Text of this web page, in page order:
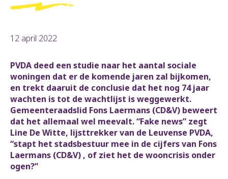
12 april 2022
PVDA deed een studie naar het aantal sociale
woningen dat er de komende jaren zal bijkomen,
en trekt daaruit de conclusie dat het nog 74 jaar
wachten is tot de wachtlijst is weggewerkt.
Gemeenteraadslid Fons Laermans (CD&V) beweert
dat het allemaal wel meevalt. “Fake news” zegt
Line De Witte, lijsttrekker van de Leuvense PVDA,
“stapt het stadsbestuur mee in de cijfers van Fons
Laermans (CD&V) , of ziet het de wooncrisis onder
ogen?”